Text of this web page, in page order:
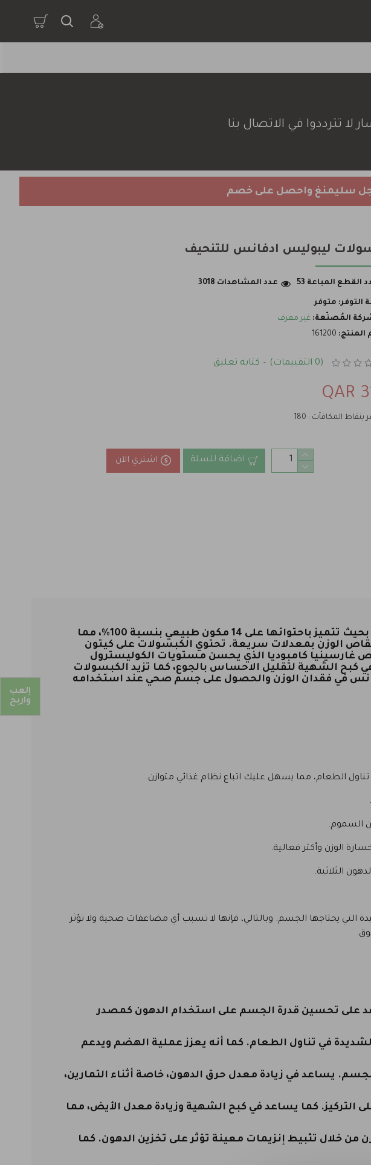
تترددوا في الاتصال بنا
جل سليمنغ واحصل على خصم
ليبوليس ادفانس للتنحيف
التوفر: متوفر
المُصنّعة: غير معرف
المنتج: 161200
القطع المباعة 53 عدد المشاهدات 3018
(0 التقييمات) - كتابة تعليق
بنقاط المكافآت : 180
اضافة للسلة اشتري الآن
حققت هذه الكبسولات انتشار واسع كإحدى علاجات إنقاص الوزن الأكثر فعاليّة. بحيث تتميز باحتوائها على 14 مكون طبيعي بنسبة 100%، مما
الوزن بمعدلات سريعة. تحتوي الكبسولات على كيتون
غارسينيا كامبوديا الذي يحسن مستويات الكوليسترول
كبح الشهية لتقليل الاحساس بالجوع، كما تزيد الكبسولات
في فقدان الوزن والحصول على جسم صحي عند استخدامه
الطعام، مما يسهل عليك اتباع نظام غذائي متوازن.
السموم.
الوزن وأكثر فعالية.
الثلاثية.
التي يحتاجها الجسم. وبالتالي، فإنها لا تسبب أي مضاعفات صحية ولا تؤثر
على تحسين قدرة الجسم على استخدام الدهون كمصدر
في تناول الطعام. كما أنه يعزز عملية الهضم ويدعم
يساعد في زيادة معدل حرق الدهون، خاصة أثناء التمارين،
التركيز. كما يساعد في كبح الشهية وزيادة معدل الأيض، مما
خلال تثبيط إنزيمات معينة تؤثر على تخزين الدهون. كما
إلعب
واربح